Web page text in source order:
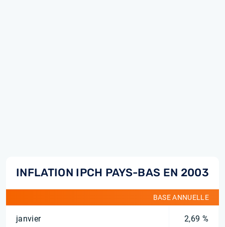
INFLATION IPCH PAYS-BAS EN 2003
BASE ANNUELLE
janvier 2,69 %